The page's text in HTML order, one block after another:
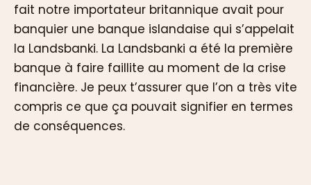
fait notre importateur britannique avait pour
banquier une banque islandaise qui s’appelait
la Landsbanki. La Landsbanki a été la première
banque à faire faillite au moment de la crise
financière. Je peux t’assurer que l’on a très vite
compris ce que ça pouvait signifier en termes
de conséquences.